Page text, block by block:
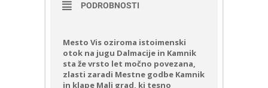
PODROBNOSTI
Mesto Vis oziroma istoimenski
otok na jugu Dalmacije in Kamnik
sta že vrsto let močno povezana,
zlasti zaradi Mestne godbe Kamnik
in klape Mali grad, ki tesno